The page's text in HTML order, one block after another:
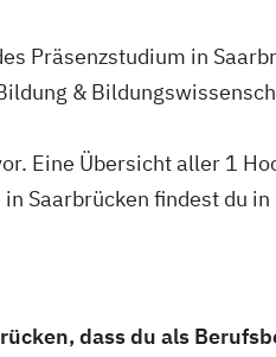
Präsenzstudium in
&
Eine Übersicht aller 1
Saarbrücken findest du
dass du als